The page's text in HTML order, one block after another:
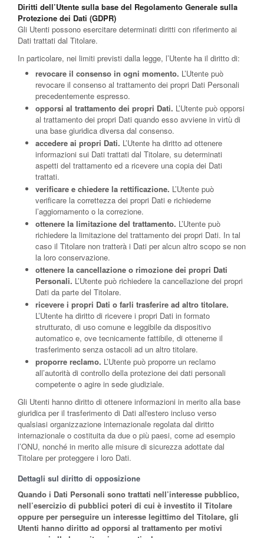
Diritti dell’Utente sulla base del Regolamento Generale sulla
Protezione dei Dati (GDPR)
Gli Utenti possono esercitare determinati diritti con riferimento ai
Dati trattati dal Titolare.
In particolare, nei limiti previsti dalla legge, l’Utente ha il diritto di:
revocare il consenso in ogni momento. L’Utente può
revocare il consenso al trattamento dei propri Dati Personali
precedentemente espresso.
opporsi al trattamento dei propri Dati. L’Utente può opporsi
al trattamento dei propri Dati quando esso avviene in virtù di
una base giuridica diversa dal consenso.
accedere ai propri Dati. L’Utente ha diritto ad ottenere
informazioni sui Dati trattati dal Titolare, su determinati
aspetti del trattamento ed a ricevere una copia dei Dati
trattati.
verificare e chiedere la rettificazione. L’Utente può
verificare la correttezza dei propri Dati e richiederne
l’aggiornamento o la correzione.
ottenere la limitazione del trattamento. L’Utente può
richiedere la limitazione del trattamento dei propri Dati. In tal
caso il Titolare non tratterà i Dati per alcun altro scopo se non
la loro conservazione.
ottenere la cancellazione o rimozione dei propri Dati
Personali. L’Utente può richiedere la cancellazione dei propri
Dati da parte del Titolare.
ricevere i propri Dati o farli trasferire ad altro titolare.
L’Utente ha diritto di ricevere i propri Dati in formato
strutturato, di uso comune e leggibile da dispositivo
automatico e, ove tecnicamente fattibile, di ottenerne il
trasferimento senza ostacoli ad un altro titolare.
proporre reclamo. L’Utente può proporre un reclamo
all’autorità di controllo della protezione dei dati personali
competente o agire in sede giudiziale.
Gli Utenti hanno diritto di ottenere informazioni in merito alla base
giuridica per il trasferimento di Dati all'estero incluso verso
qualsiasi organizzazione internazionale regolata dal diritto
internazionale o costituita da due o più paesi, come ad esempio
l’ONU, nonché in merito alle misure di sicurezza adottate dal
Titolare per proteggere i loro Dati.
Dettagli sul diritto di opposizione
Quando i Dati Personali sono trattati nell’interesse pubblico,
nell’esercizio di pubblici poteri di cui è investito il Titolare
oppure per perseguire un interesse legittimo del Titolare, gli
Utenti hanno diritto ad opporsi al trattamento per motivi